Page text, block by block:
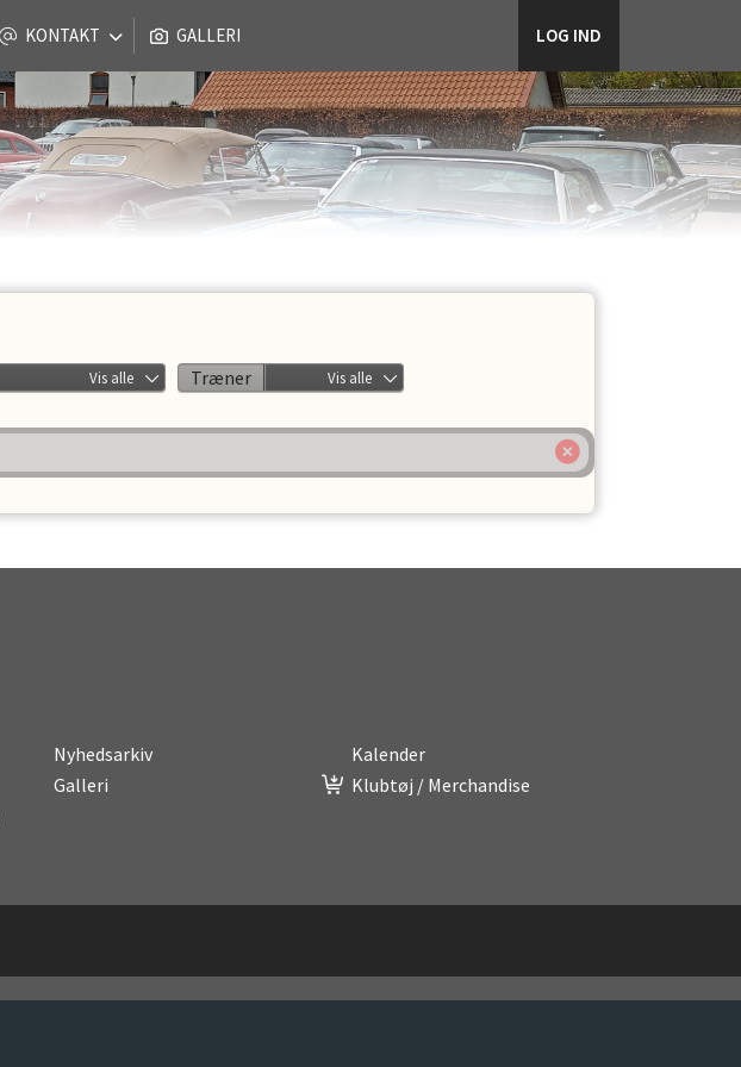
KONTAKT GALLERI LOG IND
Vis alle Træner Vis alle
Nyhedsarkiv
Kalender
Galleri
Klubtøj / Merchandise